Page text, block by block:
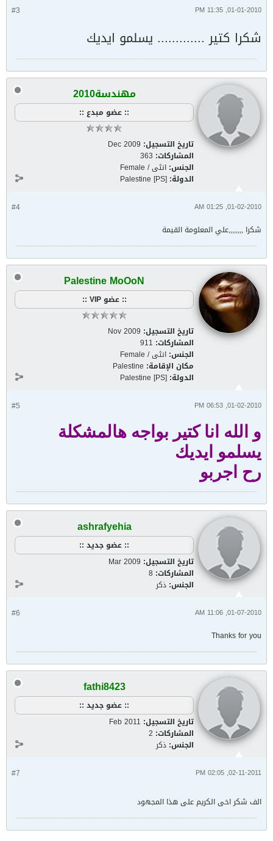
#3 01-01-2010, 11:35 PM
شكرا كتير ............. يسلمو ايديك
مهندسة2010
:: عضو مبدع ::
تاريخ التسجيل: Dec 2009
المشاركات: 363
الجنس: انثى / Female
الدولة: Palestine [PS]
#4 01-02-2010, 01:25 AM
شكرا ,,,,,,,,علي المعلومة القيمة
Palestine MoOoN
:: عضو VIP ::
تاريخ التسجيل: Nov 2009
المشاركات: 911
الجنس: انثى / Female
مكان الإقامة: Palestine
الدولة: Palestine [PS]
#5 01-02-2010, 06:53 PM
و الله انا كتير بواجه هالمشكلة
يسلمو ايديك
رح اجربو
ashrafyehia
:: عضو جديد ::
تاريخ التسجيل: Mar 2009
المشاركات: 8
الجنس: ذكر
#6 01-07-2010, 11:06 AM
Thanks for you
fathi8423
:: عضو جديد ::
تاريخ التسجيل: Feb 2011
المشاركات: 2
الجنس: ذكر
#7 02-11-2011, 02:05 PM
الف شكر اخى الكريم على هذا المجهود